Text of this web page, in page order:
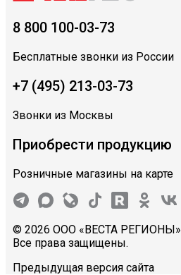
8 800 100-03-73
Бесплатные звонки из России
+7 (495) 213-03-73
Звонки из Москвы
Приобрести продукцию
Розничные магазины на карте
© 2026 ООО «ВЕСТА РЕГИОНЫ»
Все права защищены.
Предыдущая версия сайта